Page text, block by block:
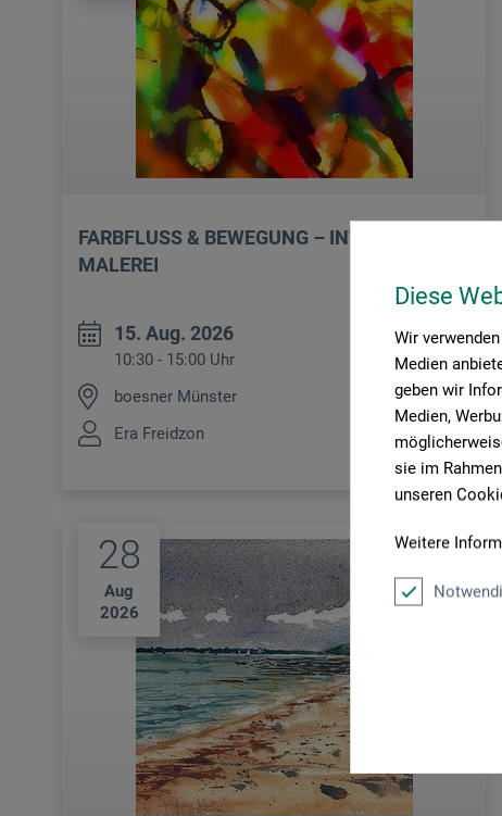
Diese
Wir
Medien
geben wir
Medien,
sie im
unseren
Weitere
FARBFLUSS & BEWEGUNG – INTUITIVE
MALEREI
15. Aug. 2026
10:30 - 15:00 Uhr
boesner Münster
Era Freidzon
28
Aug
2026